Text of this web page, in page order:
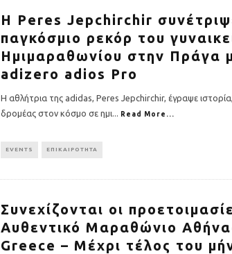
Η Peres Jepchirchir
παγκόσμιο ρεκόρ του
Ημιμαραθωνίου στην Πράγα
adizero adios Pro
Η αθλήτρια της adidas, Peres Jepchirchir, έγραψε
δρομέας στον κόσμο σε ημι... Read More...
EVENTS ΕΠΙΚΑΙΡΟΤΗΤΑ
Συνεχίζονται οι
Αυθεντικό Μαραθώνιο
Greece – Μέχρι τέλος του